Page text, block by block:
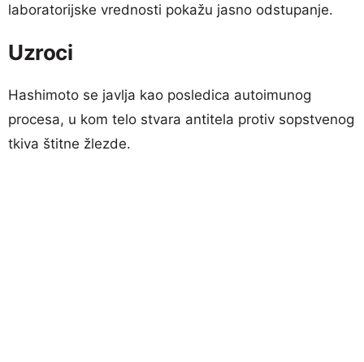
laboratorijske vrednosti pokažu jasno odstupanje.
Uzroci
Hashimoto se javlja kao posledica autoimunog
procesa, u kom telo stvara antitela protiv sopstvenog
tkiva štitne žlezde.